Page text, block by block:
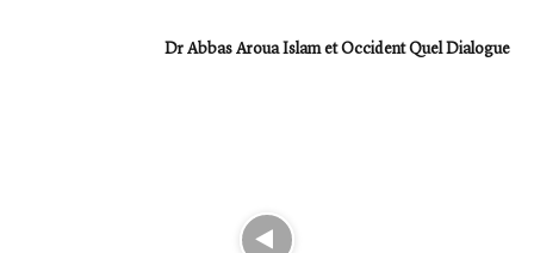
Dr Abbas Aroua Islam et Occident Quel Dialogue